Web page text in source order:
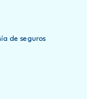
de seguros